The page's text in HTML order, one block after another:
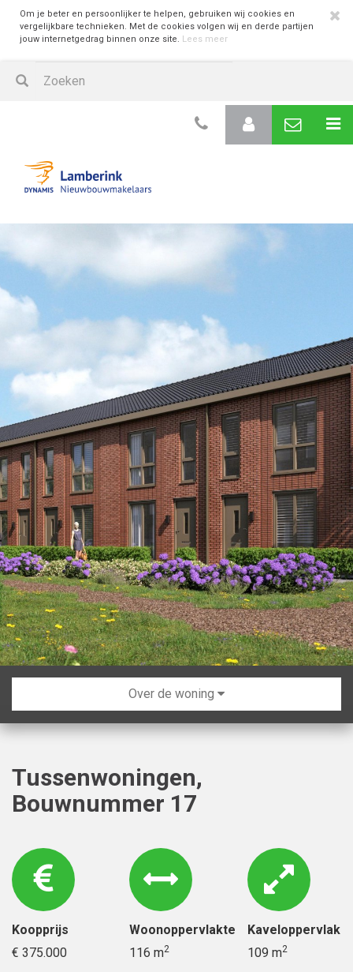
Om je beter en persoonlijker te helpen, gebruiken wij cookies en
vergelijkbare technieken. Met de cookies volgen wij en derde partijen
jouw internetgedrag binnen onze site. Lees meer
Over de woning
Tussenwoningen,
Bouwnummer 17
Koopprijs
€ 375.000
Woonoppervlakte
116 m2
Kaveloppervlak
109 m2